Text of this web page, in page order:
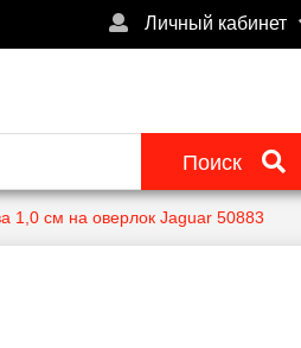
Личный кабинет
Поиск
1,0 см на оверлок Jaguar 50883